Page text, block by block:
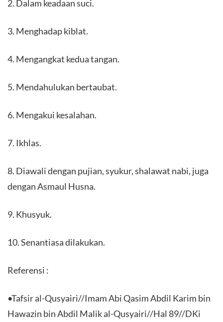
2. Dalam keadaan suci.
3. Menghadap kiblat.
4. Mengangkat kedua tangan.
5. Mendahulukan bertaubat.
6. Mengakui kesalahan.
7. Ikhlas.
8. Diawali dengan pujian, syukur, shalawat nabi, juga
dengan Asmaul Husna.
9. Khusyuk.
10. Senantiasa dilakukan.
Referensi :
•Tafsir al-Qusyairi//Imam Abi Qasim Abdil Karim bin
Hawazin bin Abdil Malik al-Qusyairi//Hal 89//DKi